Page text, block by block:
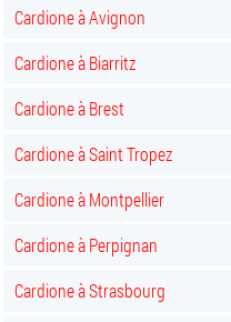
Cardione à Avignon
Cardione à Biarritz
Cardione à Brest
Cardione à Saint Tropez
Cardione à Montpellier
Cardione à Perpignan
Cardione à Strasbourg